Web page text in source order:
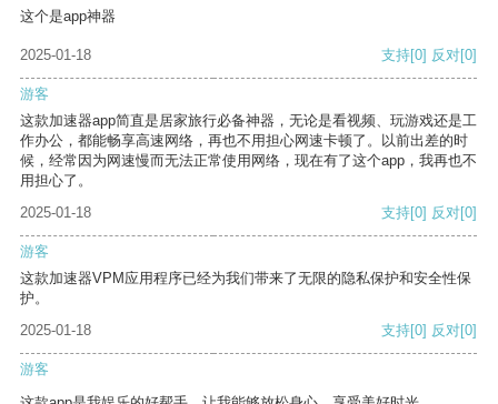
这个是app神器
2025-01-18 支持[0] 反对[0]
游客
这款加速器app简直是居家旅行必备神器，无论是看视频、玩游戏还是工
作办公，都能畅享高速网络，再也不用担心网速卡顿了。以前出差的时
候，经常因为网速慢而无法正常使用网络，现在有了这个app，我再也不
用担心了。
2025-01-18
支持[0] 反对[0]
游客
这款加速器VPM应用程序已经为我们带来了无限的隐私保护和安全性保
护。
2025-01-18
支持[0] 反对[0]
游客